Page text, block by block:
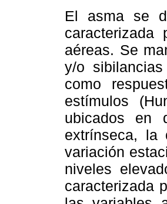
El asma se
aéreas. Se
y/o
como
estímulos
ubicados en
extrínseca, la
variación
niveles
caracterizada